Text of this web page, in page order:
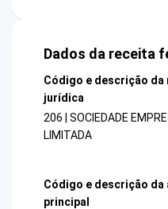
Dados da receita
Código e descrição da
jurídica
206 | SOCIEDADE
LIMITADA
Código e descrição
principal